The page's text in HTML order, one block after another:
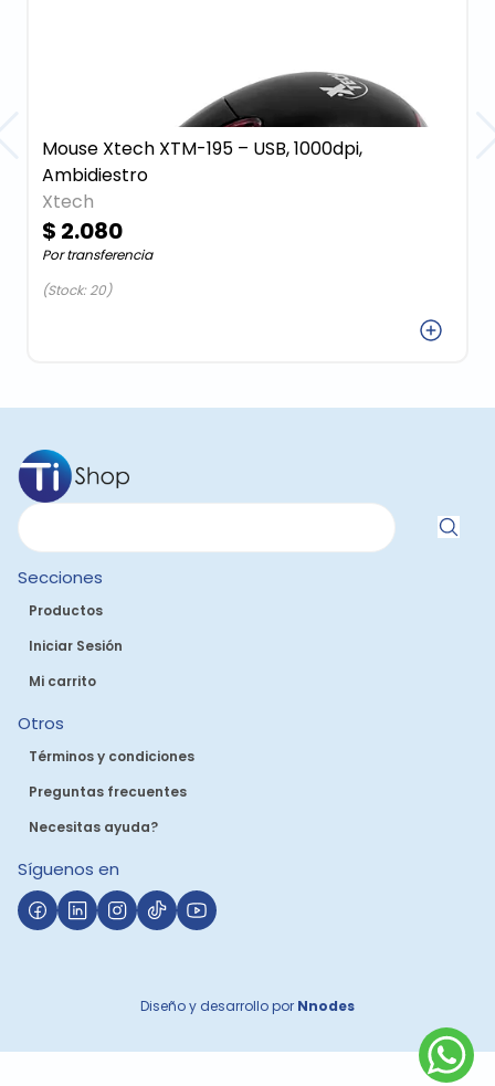
Mouse Xtech XTM-195 – USB, 1000dpi,
Ambidiestro
Xtech
$ 2.080
Por transferencia
(Stock: 20)
Secciones
Productos
Iniciar Sesión
Mi carrito
Otros
Términos y condiciones
Preguntas frecuentes
Necesitas ayuda?
Síguenos en
Diseño y desarrollo por Nnodes